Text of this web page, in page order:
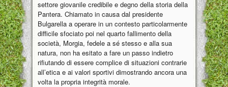
settore giovanile credibile e degno della storia della
Pantera. Chiamato in causa dal presidente
Bulgarella a operare in un contesto particolarmente
difficile sfociato poi nel quarto fallimento della
società, Morgia, fedele a sé stesso e alla sua
natura, non ha esitato a fare un passo indietro
rifiutando di essere complice di situazioni contrarie
all’etica e ai valori sportivi dimostrando ancora una
volta la propria integrità morale.